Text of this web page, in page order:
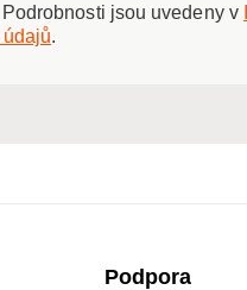
jsou uvedeny v
.
Podpora